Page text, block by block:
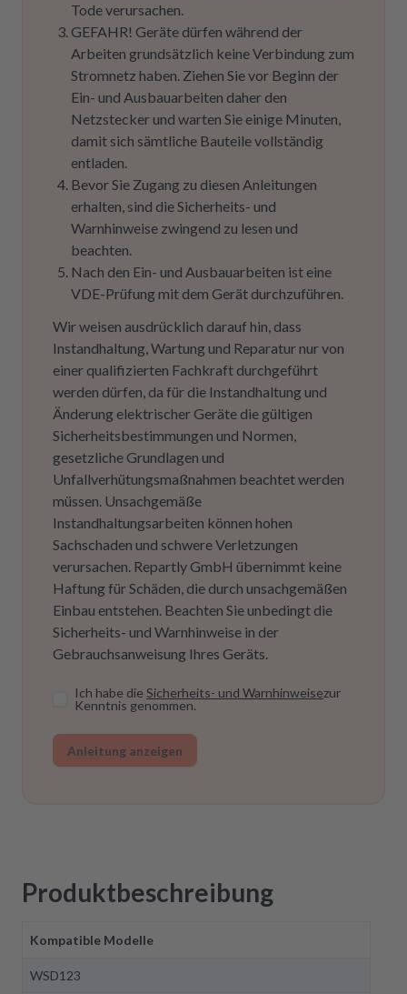
Tode verursachen.
GEFAHR! Geräte dürfen während der
Arbeiten grundsätzlich keine Verbindung zum
Stromnetz haben. Ziehen Sie vor Beginn der
Ein- und Ausbauarbeiten daher den
Netzstecker und warten Sie einige Minuten,
damit sich sämtliche Bauteile vollständig
entladen.
Bevor Sie Zugang zu diesen Anleitungen
erhalten, sind die Sicherheits- und
Warnhinweise zwingend zu lesen und
beachten.
Nach den Ein- und Ausbauarbeiten ist eine
VDE-Prüfung mit dem Gerät durchzuführen.
Wir weisen ausdrücklich darauf hin, dass
Instandhaltung, Wartung und Reparatur nur von
einer qualifizierten Fachkraft durchgeführt
werden dürfen, da für die Instandhaltung und
Änderung elektrischer Geräte die gültigen
Sicherheitsbestimmungen und Normen,
gesetzliche Grundlagen und
Unfallverhütungsmaßnahmen beachtet werden
müssen. Unsachgemäße
Instandhaltungsarbeiten können hohen
Sachschaden und schwere Verletzungen
verursachen. Repartly GmbH übernimmt keine
Haftung für Schäden, die durch unsachgemäßen
Einbau entstehen. Beachten Sie unbedingt die
Sicherheits- und Warnhinweise in der
Gebrauchsanweisung Ihres Geräts.
Ich habe die Sicherheits- und Warnhinweisezur
Kenntnis genommen.
Anleitung anzeigen
Produktbeschreibung
Kompatible Modelle
WSD123